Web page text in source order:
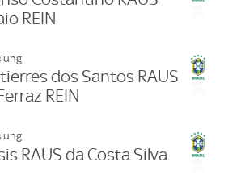
REIN
dos Santos RAUS
REIN
RAUS da Costa Silva